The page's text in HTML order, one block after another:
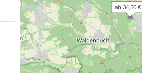
ab 34,50 €